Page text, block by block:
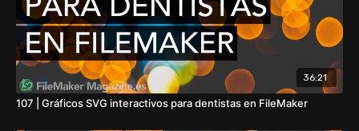
36:21
107 | Gráficos SVG interactivos para dentistas en FileMaker